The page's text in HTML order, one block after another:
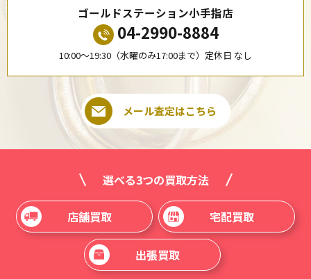
ゴールドステーション小手指店
04-2990-8884
10:00〜19:30（水曜のみ17:00まで）定休日 なし
メール査定はこちら
選べる3つの買取方法
店舗買取 宅配買取
出張買取